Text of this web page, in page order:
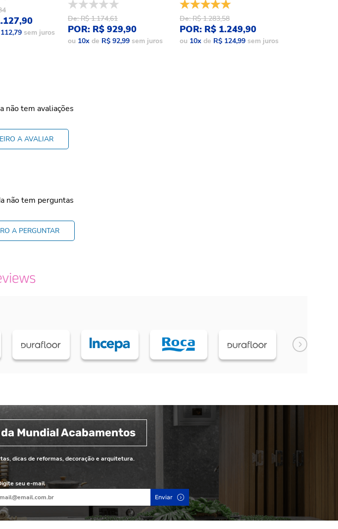
sem juros
De: R$ 1.174,61
POR: R$ 929,90
ou 10x de R$ 92,99 sem juros
De: R$ 1.283,58
POR: R$ 1.249,90
ou 10x de R$ 124,99 sem juros
não tem avaliações
A AVALIAR
não tem perguntas
A PERGUNTAR
da Mundial Acabamentos
dicas de reformas, decoração e arquitetura.
seu e-mail
Enviar